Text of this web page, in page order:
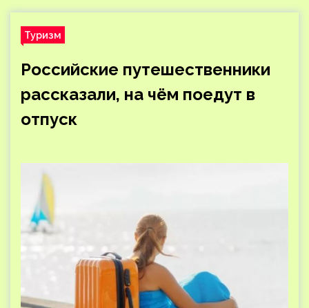
Туризм
Российские путешественники
рассказали, на чём поедут в
отпуск